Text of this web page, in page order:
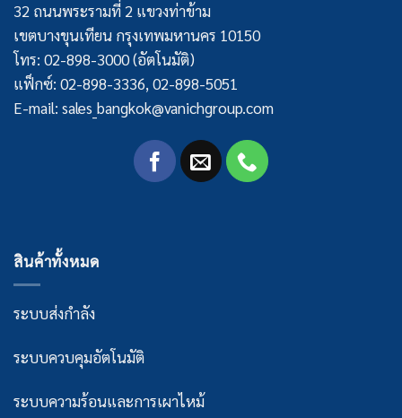
32 ถนนพระรามที่ 2 แขวงท่าข้าม
เขตบางขุนเทียน กรุงเทพมหานคร 10150
โทร: 02-898-3000 (อัตโนมัติ)
แฟ็กซ์: 02-898-3336, 02-898-5051
E-mail: sales_bangkok@vanichgroup.com
สินค้าทั้งหมด
ระบบส่งกำลัง
ระบบควบคุมอัตโนมัติ
ระบบความร้อนและการเผาไหม้